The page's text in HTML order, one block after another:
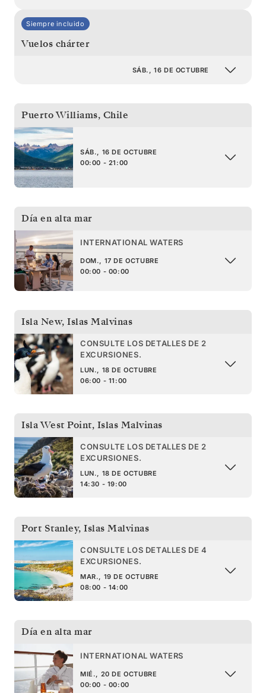
Siempre incluido
Vuelos chárter
SÁB., 16 DE OCTUBRE
Puerto Williams, Chile
SÁB., 16 DE OCTUBRE
00:00 - 21:00
Día en alta mar
INTERNATIONAL WATERS
DOM., 17 DE OCTUBRE
00:00 - 00:00
Isla New, Islas Malvinas
CONSULTE LOS DETALLES DE 2
EXCURSIONES.
LUN., 18 DE OCTUBRE
06:00 - 11:00
Isla West Point, Islas Malvinas
CONSULTE LOS DETALLES DE 2
EXCURSIONES.
LUN., 18 DE OCTUBRE
14:30 - 19:00
Port Stanley, Islas Malvinas
CONSULTE LOS DETALLES DE 4
EXCURSIONES.
MAR., 19 DE OCTUBRE
08:00 - 14:00
Día en alta mar
INTERNATIONAL WATERS
MIÉ., 20 DE OCTUBRE
00:00 - 00:00